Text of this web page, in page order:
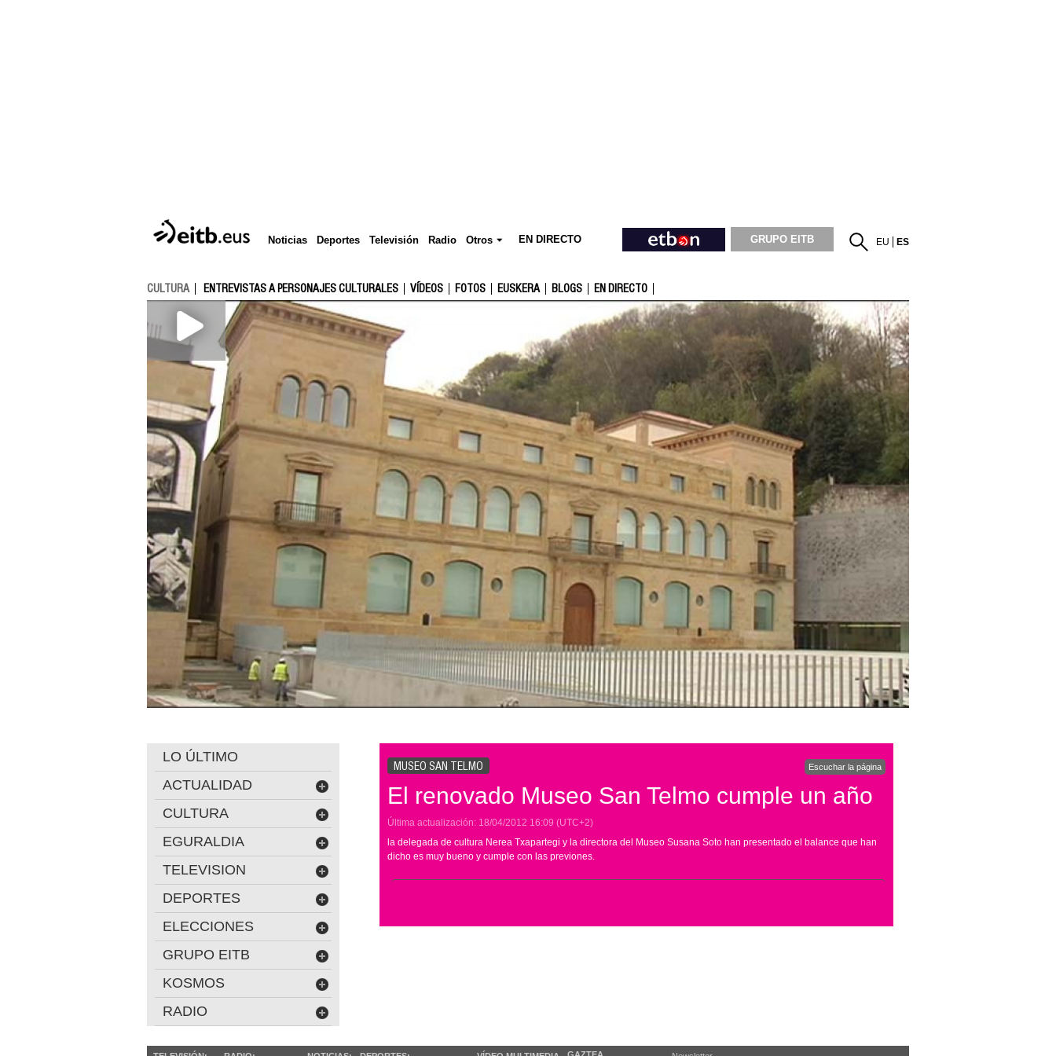
Noticias Deportes Televisión Radio Otros EN DIRECTO GRUPO EITB EU ES
CULTURA ENTREVISTAS A PERSONAJES CULTURALES VÍDEOS FOTOS EUSKERA BLOGS EN DIRECTO
MUSEO SAN TELMO Escuchar la página
El renovado Museo San Telmo cumple un año
Última actualización: 18/04/2012 16:09 (UTC+2)
la delegada de cultura Nerea Txapartegi y la directora del Museo Susana Soto han presentado el balance que han
dicho es muy bueno y cumple con las previones.
LO ÚLTIMO
ACTUALIDAD
CULTURA
EGURALDIA
TELEVISION
DEPORTES
ELECCIONES
GRUPO EITB
KOSMOS
RADIO